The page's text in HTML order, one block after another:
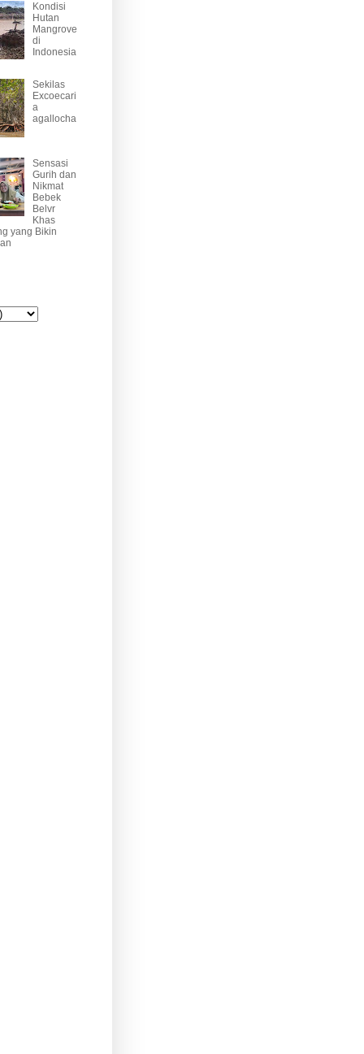
Kondisi
Hutan
Mangrove
di
Indonesia
Sekilas
Excoecari
a
agallocha
Sensasi
Gurih dan
Nikmat
Bebek
Belvr
Khas
yang Bikin